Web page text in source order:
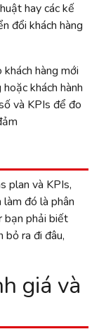
hay các kế
đổi khách hàng
hàng mới
khách hành
và KPIs để đo
plan và KPIs,
đó là phân
bạn phải biết
bỏ ra đi đâu,
giá và